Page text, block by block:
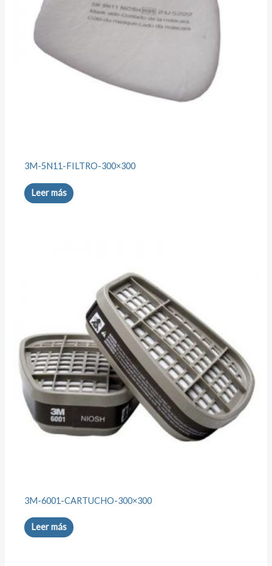
3M-5N11-FILTRO-300×300
Leer más
3M-6001-CARTUCHO-300×300
Leer más